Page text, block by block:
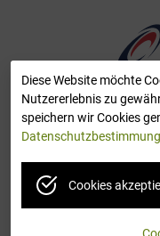
Hop-On Sharing
Diese Website möchte
Nutzererlebnis zu
speichern wir Cookies
Cookies